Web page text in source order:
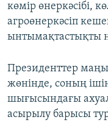
көмір өнеркәсібі,
агроөнеркәсіп
ынтымақтастықты
Президенттер
жөнінде, соның
шығысындағы
асырылу барысы